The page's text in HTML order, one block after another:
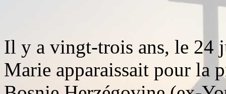
Il y a vingt-trois ans, le 24
Marie apparaissait pour la